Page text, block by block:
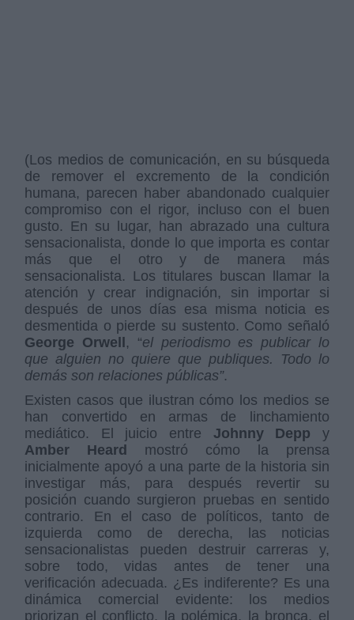
(Los medios de comunicación, en su búsqueda
de remover el excremento de la condición
humana, parecen haber abandonado cualquier
compromiso con el rigor, incluso con el buen
gusto. En su lugar, han abrazado una cultura
sensacionalista, donde lo que importa es contar
más que el otro y de manera más
sensacionalista. Los titulares buscan llamar la
atención y crear indignación, sin importar si
después de unos días esa misma noticia es
desmentida o pierde su sustento. Como señaló
George Orwell, “el periodismo es publicar lo
que alguien no quiere que publiques. Todo lo
demás son relaciones públicas”.
Existen casos que ilustran cómo los medios se
han convertido en armas de linchamiento
mediático. El juicio entre Johnny Depp y
Amber Heard mostró cómo la prensa
inicialmente apoyó a una parte de la historia sin
investigar más, para después revertir su
posición cuando surgieron pruebas en sentido
contrario. En el caso de políticos, tanto de
izquierda como de derecha, las noticias
sensacionalistas pueden destruir carreras y,
sobre todo, vidas antes de tener una
verificación adecuada. ¿Es indiferente? Es una
dinámica comercial evidente: los medios
priorizan el conflicto, la polémica, la bronca, el